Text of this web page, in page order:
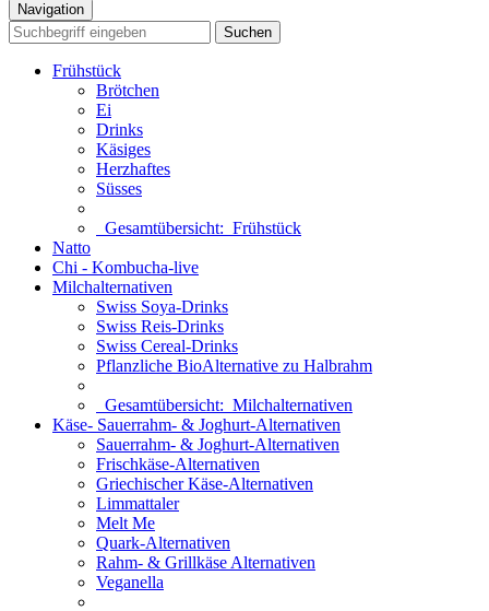
Navigation
Suchen
Frühstück
Brötchen
Ei
Drinks
Käsiges
Herzhaftes
Süsses
Gesamtübersicht: Frühstück
Natto
Chi - Kombucha-live
Milchalternativen
Swiss Soya-Drinks
Swiss Reis-Drinks
Swiss Cereal-Drinks
Pflanzliche BioAlternative zu Halbrahm
Gesamtübersicht: Milchalternativen
Käse- Sauerrahm- & Joghurt-Alternativen
Sauerrahm- & Joghurt-Alternativen
Frischkäse-Alternativen
Griechischer Käse-Alternativen
Limmattaler
Melt Me
Quark-Alternativen
Rahm- & Grillkäse Alternativen
Veganella